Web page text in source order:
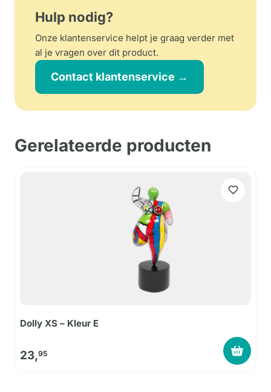
Hulp nodig?
Onze klantenservice helpt je graag verder met
al je vragen over dit product.
Contact klantenservice →
Gerelateerde producten
Dolly XS – Kleur E
23,95